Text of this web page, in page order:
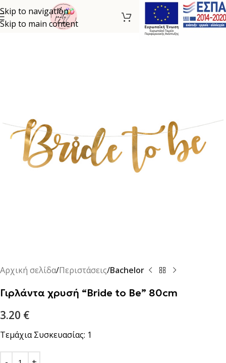
Skip to navigation
Skip to main content
Αρχική σελίδα Περιστάσεις Bachelor
Γιρλάντα χρυσή “Bride to Be” 80cm
3.20 €
Τεμάχια Συσκευασίας: 1